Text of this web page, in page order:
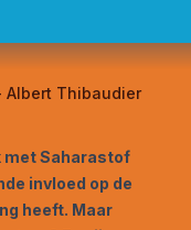
Albert Thibaudier
met Saharastof
invloed op de
heeft. Maar